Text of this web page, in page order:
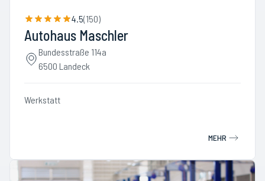
4.5(150)
Autohaus Maschler
Bundesstraße 114a
6500 Landeck
Werkstatt
MEHR